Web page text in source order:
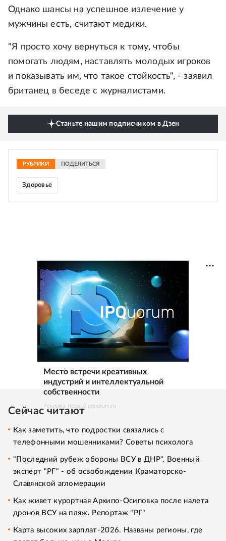
Однако шансы на успешное излечение у
мужчины есть, считают медики.
"Я просто хочу вернуться к тому, чтобы
помогать людям, наставлять молодых игроков
и показывать им, что такое стойкость", - заявил
британец в беседе с журналистами.
Станьте нашим подписчиком в Дзен
РУБРИКИ ПОДЕЛИТЬСЯ
Здоровье
Место встречи креативных
индустрий и интеллектуальной
собственности
Реклама. https://ipquorum.ru
Сейчас читают
Как заметить, что подростки связались с
телефонными мошенниками? Советы психолога
"Последний рубеж обороны ВСУ в ДНР". Военный
эксперт "РГ" - об освобождении Краматорско-
Славянской агломерации
Как живет курортная Архипо-Осиповка после налета
дронов ВСУ на пляж. Репортаж "РГ"
Карта высоких зарплат-2026. Названы регионы, где